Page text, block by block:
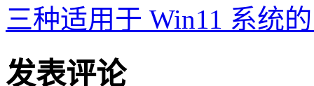
三种适用于 Win11 系统
发表评论